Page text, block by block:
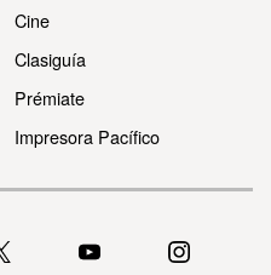
Cine
Clasiguía
Prémiate
Impresora Pacífico